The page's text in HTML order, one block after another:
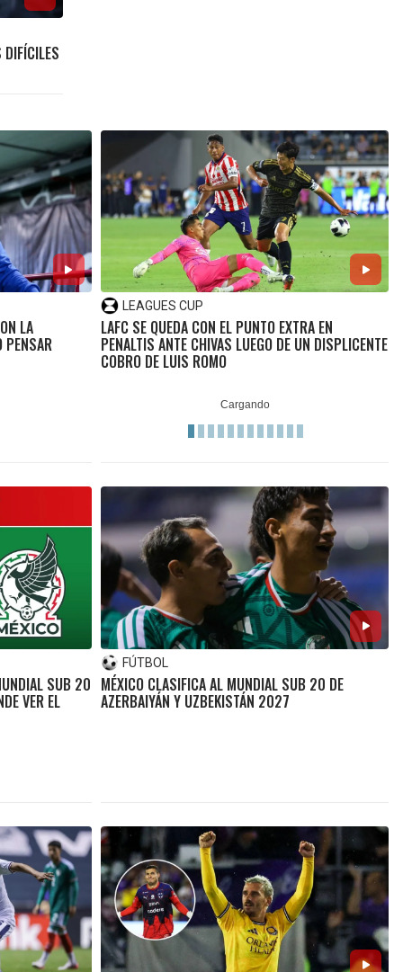
DIFÍCILES
LA
PENSAR
LEAGUES CUP
LAFC SE QUEDA CON EL PUNTO EXTRA EN
PENALTIS ANTE CHIVAS LUEGO DE UN DISPLICENTE
COBRO DE LUIS ROMO
SUB 20
VER EL
FÚTBOL
MÉXICO CLASIFICA AL MUNDIAL SUB 20 DE
AZERBAIYÁN Y UZBEKISTÁN 2027